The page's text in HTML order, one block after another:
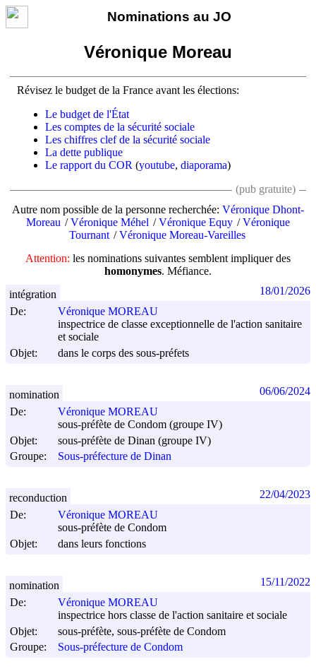
Nominations au JO
Véronique Moreau
Révisez le budget de la France avant les élections:
Le budget de l'État
Les comptes de la sécurité sociale
Les chiffres clef de la sécurité sociale
La dette publique
Le rapport du COR (youtube, diaporama)
(pub gratuite)
Autre nom possible de la personne recherchée: Véronique Dhont-
Moreau
Véronique Méhel Véronique Equy
Véronique
Tournant
Véronique Moreau-Vareilles
Attention: les nominations suivantes semblent impliquer des
homonymes. Méfiance.
De:
Véronique MOREAU
inspectrice de classe exceptionnelle de l'action sanitaire
et sociale
Objet:
dans le corps des sous-préfets
intégration 18/01/2026
De:
Véronique MOREAU
sous-préfète de Condom (groupe IV)
Objet:
sous-préfète de Dinan (groupe IV)
Groupe:
Sous-préfecture de Dinan
nomination 06/06/2024
De:
Véronique MOREAU
sous-préfète de Condom
Objet:
dans leurs fonctions
reconduction 22/04/2023
De:
Véronique MOREAU
inspectrice hors classe de l'action sanitaire et sociale
Objet:
sous-préfète, sous-préfète de Condom
Groupe:
Sous-préfecture de Condom
nomination 15/11/2022